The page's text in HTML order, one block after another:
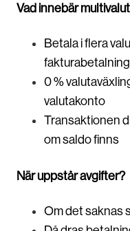
Vad innebär
Betala i flera
fakturabetalning
0 %
valutakonto
Transaktionen
om saldo finns
När uppstår avgifter?
Om det saknas